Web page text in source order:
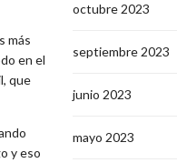
más
en el
que
y eso
octubre 2023
septiembre 2023
junio 2023
mayo 2023